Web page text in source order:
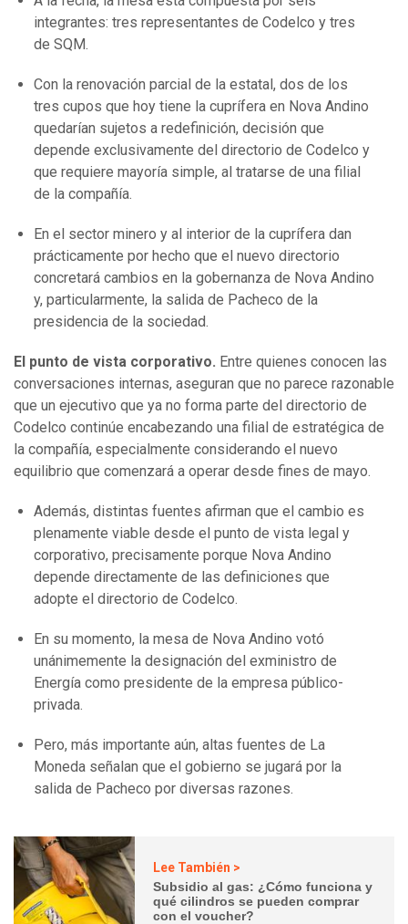
integrantes: tres representantes de Codelco y tres
de SQM.
Con la renovación parcial de la estatal, dos de los
tres cupos que hoy tiene la cuprífera en Nova Andino
quedarían sujetos a redefinición, decisión que
depende exclusivamente del directorio de Codelco y
que requiere mayoría simple, al tratarse de una filial
de la compañía.
En el sector minero y al interior de la cuprífera dan
prácticamente por hecho que el nuevo directorio
concretará cambios en la gobernanza de Nova Andino
y, particularmente, la salida de Pacheco de la
presidencia de la sociedad.
El punto de vista corporativo. Entre quienes conocen las
conversaciones internas, aseguran que no parece razonable
que un ejecutivo que ya no forma parte del directorio de
Codelco continúe encabezando una filial de estratégica de
la compañía, especialmente considerando el nuevo
equilibrio que comenzará a operar desde fines de mayo.
Además, distintas fuentes afirman que el cambio es
plenamente viable desde el punto de vista legal y
corporativo, precisamente porque Nova Andino
depende directamente de las definiciones que
adopte el directorio de Codelco.
En su momento, la mesa de Nova Andino votó
unánimemente la designación del exministro de
Energía como presidente de la empresa público-
privada.
Pero, más importante aún, altas fuentes de La
Moneda señalan que el gobierno se jugará por la
salida de Pacheco por diversas razones.
Lee También >
Subsidio al gas: ¿Cómo funciona y
qué cilindros se pueden comprar
con el voucher?